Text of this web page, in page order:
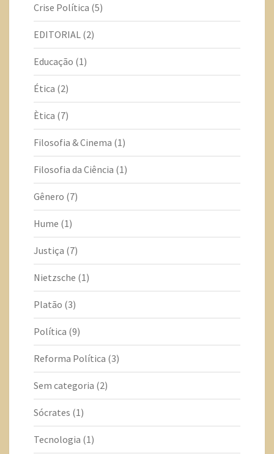
Crise Política (5)
EDITORIAL (2)
Educação (1)
Ética (2)
Ètica (7)
Filosofia & Cinema (1)
Filosofia da Ciência (1)
Gênero (7)
Hume (1)
Justiça (7)
Nietzsche (1)
Platão (3)
Política (9)
Reforma Política (3)
Sem categoria (2)
Sócrates (1)
Tecnologia (1)